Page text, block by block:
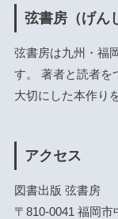
弦書房（げん
弦書房は九州・福
す。 著者と読者を
大切にした本作り
アクセス
図書出版 弦書房
〒810-0041 福岡市